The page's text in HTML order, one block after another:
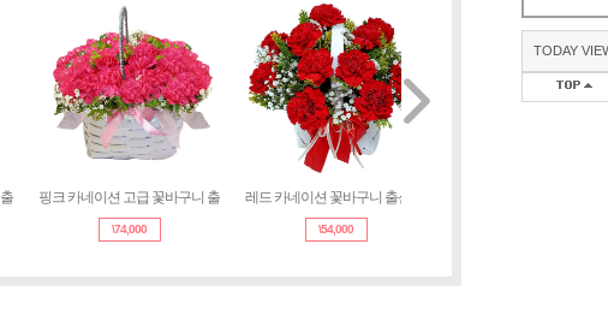
TODAY
핑크 카네이션 고급 꽃바구니 출
\74,000
레드 카네이션 꽃바구니 출산 생
\54,000